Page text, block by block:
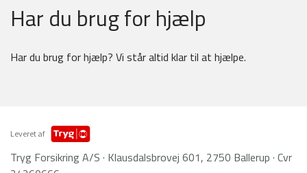
Har du brug for hjælp
Har du brug for hjælp? Vi står altid klar til at hjælpe.
Leveret af
Tryg Forsikring A/S · Klausdalsbrovej 601, 2750 Ballerup · Cvr